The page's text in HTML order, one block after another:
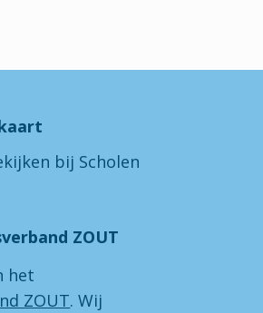
bij Scholen
ZOUT
het
ZOUT. Wij